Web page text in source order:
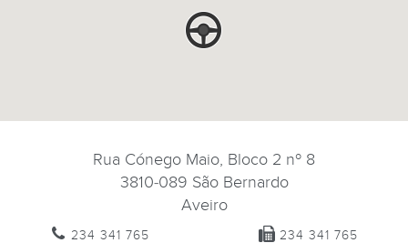
Rua Cónego Maio, Bloco 2 nº 8
3810-089 São Bernardo
Aveiro
234 341 765 234 341 765